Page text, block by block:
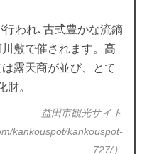
われ､古式豊かな流鏑
敷で催されます。高
露天商が並び、とて
財。
益田市観光サイト
kankouspot/kankouspot-
727/）